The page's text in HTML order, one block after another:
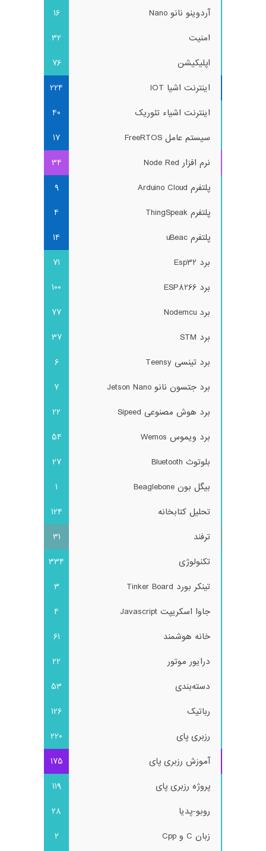
آردوینو نانو Nano
16
امنیت
32
اپلیکیشن
76
اینترنت اشیا IOT
224
اینترنت اشیاء تئوریک
40
سیستم عامل FreeRTOS
17
نرم افزار Node Red
34
پلتفرم Arduino Cloud
9
پلتفرم ThingSpeak
4
پلتفرم uBeac
14
برد Esp32
71
برد ESP8266
100
برد Nodemcu
77
برد STM
37
برد تینسی Teensy
6
برد جتسون نانو Jetson Nano
7
برد هوش مصنوعی Sipeed
22
برد ویموس Wemos
54
بلوتوث Bluetooth
27
بیگل بون Beaglebone
1
تحلیل کتابخانه
124
ترفند
31
تکنولوژی
334
تینکر بورد Tinker Board
3
جاوا اسکریپت Javascript
4
خانه هوشمند
61
درایور موتور
22
دسته‌بندی
53
رباتیک
126
رزبری پای
220
آموزش رزبری پای
175
پروژه رزبری پای
119
روبو-پدیا
28
زبان C و Cpp
2